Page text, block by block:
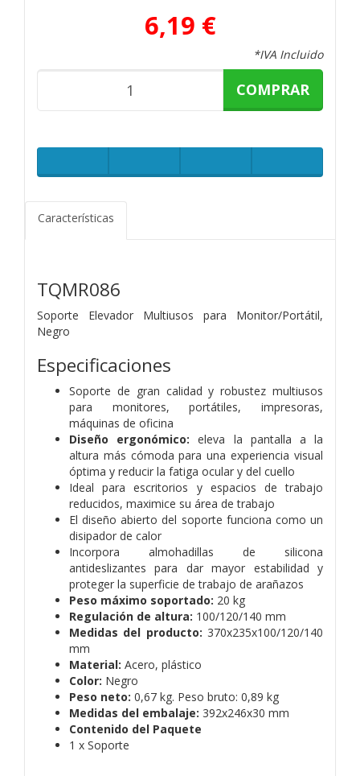
6,19 €
*IVA Incluido
COMPRAR
Características
TQMR086
Soporte Elevador Multiusos para Monitor/Portátil,
Negro
Especificaciones
Soporte de gran calidad y robustez multiusos
para monitores, portátiles, impresoras,
máquinas de oficina
Diseño ergonómico: eleva la pantalla a la
altura más cómoda para una experiencia visual
óptima y reducir la fatiga ocular y del cuello
Ideal para escritorios y espacios de trabajo
reducidos, maximice su área de trabajo
El diseño abierto del soporte funciona como un
disipador de calor
Incorpora almohadillas de silicona
antideslizantes para dar mayor estabilidad y
proteger la superficie de trabajo de arañazos
Peso máximo soportado: 20 kg
Regulación de altura: 100/120/140 mm
Medidas del producto: 370x235x100/120/140
mm
Material: Acero, plástico
Color: Negro
Peso neto: 0,67 kg. Peso bruto: 0,89 kg
Medidas del embalaje: 392x246x30 mm
Contenido del Paquete
1 x Soporte